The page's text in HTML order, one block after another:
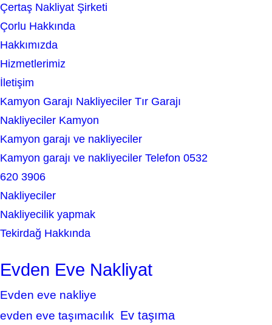
r
c
h
Çertaş Nakliyat Şirketi
Çorlu Hakkında
Hakkımızda
Hizmetlerimiz
İletişim
Kamyon Garajı Nakliyeciler Tır Garajı
Nakliyeciler Kamyon
Kamyon garajı ve nakliyeciler
Kamyon garajı ve nakliyeciler Telefon 0532
620 3906
Nakliyeciler
Nakliyecilik yapmak
Tekirdağ Hakkında
Evden Eve Nakliyat
Evden eve nakliye
evden eve taşımacılık Ev taşıma